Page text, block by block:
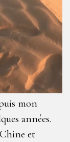
mon
années.
et